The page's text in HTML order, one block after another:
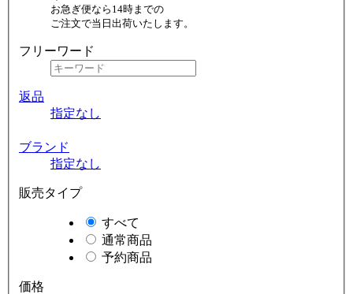
お急ぎ便なら14時までの
ご注文で当日出荷いたします。
フリーワード
返品
指定なし
ブランド
指定なし
販売タイプ
すべて
通常商品
予約商品
価格